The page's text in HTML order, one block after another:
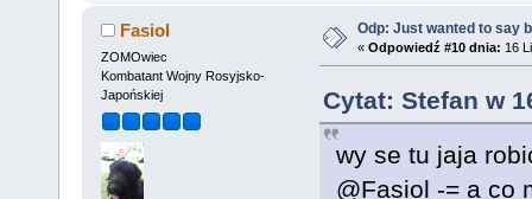
Fasiol
ZOMOwiec
Kombatant Wojny Rosyjsko-
Japońskiej
Odp: Just wanted to say
« Odpowiedź #10 dnia: 16
Cytat: Stefan w
wy se tu jaja
@Fasiol -= a co